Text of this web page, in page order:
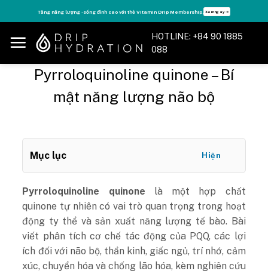
to
content
Tăng năng lượng - sống đỉnh cao với thẻ Vitamin Drip Membership. Xem ngay ➝
HOTLINE: +84 90 1885
088
Pyrroloquinoline quinone – Bí
mật năng lượng não bộ
Mục lục Hiện
Pyrroloquinoline quinone là một hợp chất
quinone tự nhiên có vai trò quan trọng trong hoạt
động ty thể và sản xuất năng lượng tế bào. Bài
viết phân tích cơ chế tác động của PQQ, các lợi
ích đối với não bộ, thần kinh, giấc ngủ, trí nhớ, cảm
xúc, chuyển hóa và chống lão hóa, kèm nghiên cứu